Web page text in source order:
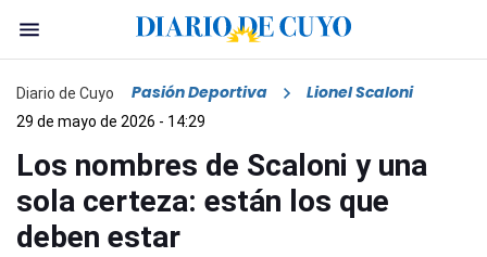
Diario de Cuyo Pasión Deportiva Lionel Scaloni
29 de mayo de 2026 - 14:29
Los nombres de Scaloni y una
sola certeza: están los que
deben estar